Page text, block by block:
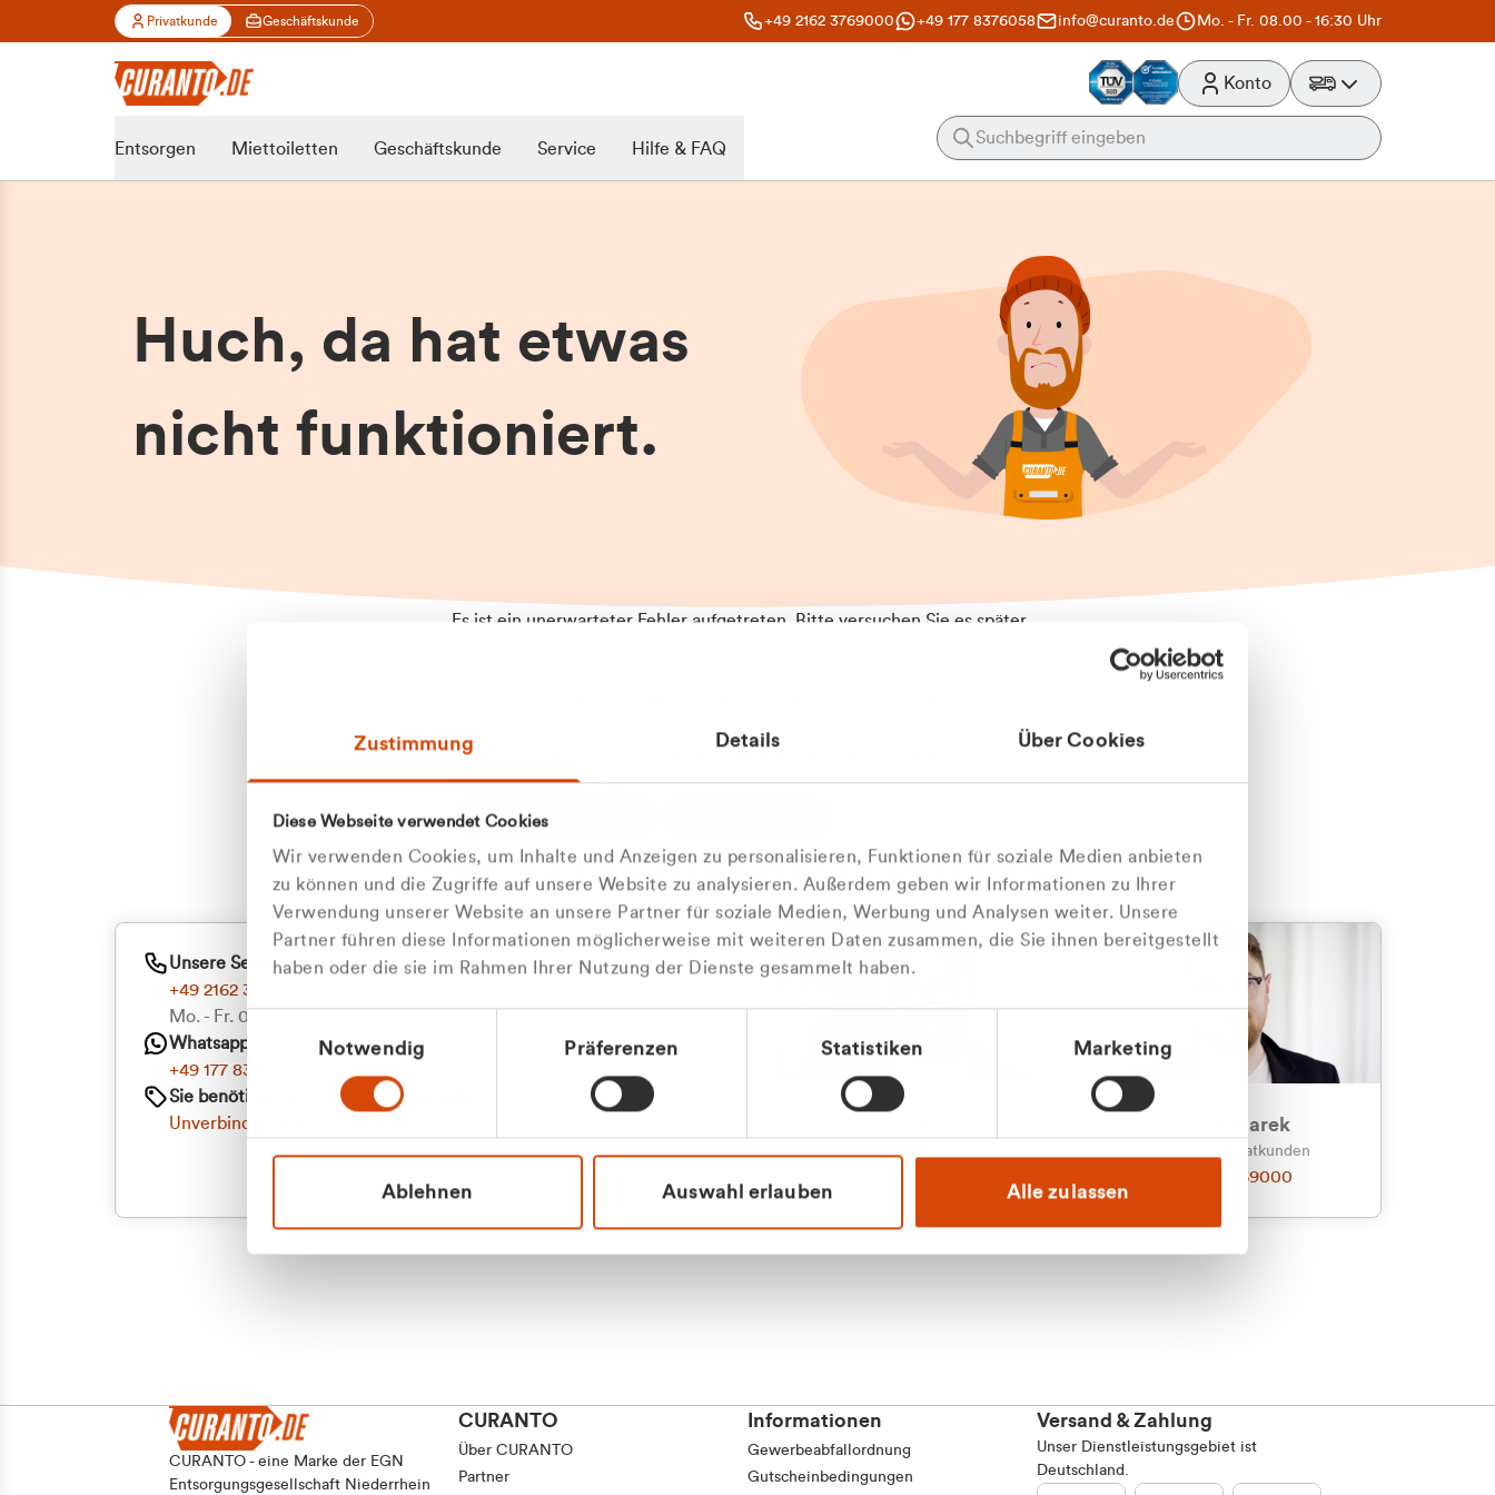
Zustimmung Details Über Cookies
Diese Webseite verwendet Cookies
Wir verwenden Cookies, um Inhalte und Anzeigen zu personalisieren, Funktionen für soziale Medien anbieten
zu können und die Zugriffe auf unsere Website zu analysieren. Außerdem geben wir Informationen zu Ihrer
Verwendung unserer Website an unsere Partner für soziale Medien, Werbung und Analysen weiter. Unsere
Partner führen diese Informationen möglicherweise mit weiteren Daten zusammen, die Sie ihnen bereitgestellt
haben oder die sie im Rahmen Ihrer Nutzung der Dienste gesammelt haben.
Einwilligungsauswahl
Notwendig Präferenzen Statistiken Marketing
Ablehnen Auswahl erlauben Alle zulassen
Privatkunde Geschäftskunde +49 2162 3769000 +49 177 8376058 info@curanto.de Mo. - Fr. 08.00 - 16:30 Uhr
Zu welcher
Kundengruppe
gehören Sie?
Privatkunde (inkl. MwSt.)
Geschäftskunde (exkl. MwSt.)
Konto
Entsorgen Miettoiletten Geschäftskunde Service Hilfe & FAQ
Huch, da hat etwas
nicht funktioniert.
Es ist ein unerwarteter Fehler aufgetreten. Bitte versuchen Sie es später
aufgetretenen Fehler an. Wir entschuldigen uns für eventuelle
Unannehmlichkeiten.
Zum Abfallberater
Oder kontaktieren Sie uns persönlich
Wir sind gerne für Sie da
Unsere Service-Hotline
+49 2162 3769000
Mo. - Fr. 08.00 - 16:30 Uhr
Whatsapp
+49 177 8376058
Sie benötigen ein individuelles Angebot?
Unverbindliche Anfrage stellen
Julian Marek
Vertrieb - Privatkunden
0216 237 69000
CURANTO - eine Marke der EGN
Entsorgungsgesellschaft Niederrhein
CURANTO
Über CURANTO
Partner
Informationen
Gewerbeabfallordnung
Gutscheinbedingungen
Versand & Zahlung
Unser Dienstleistungsgebiet ist
Deutschland.